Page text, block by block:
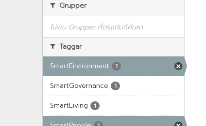
Grupper
ไม่พบ Grupper ที่ตรงกับที่ค้นหา
Taggar
SmartEnvironment
1
SmartGovernance 1
SmartLiving 1